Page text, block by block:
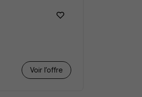
Voir l’offre